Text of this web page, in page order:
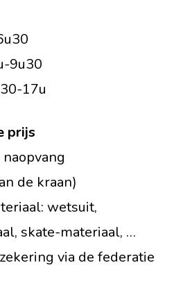
9u30
17u
prijs
de kraan)
wetsuit,
skate-materiaal, …
via de federatie